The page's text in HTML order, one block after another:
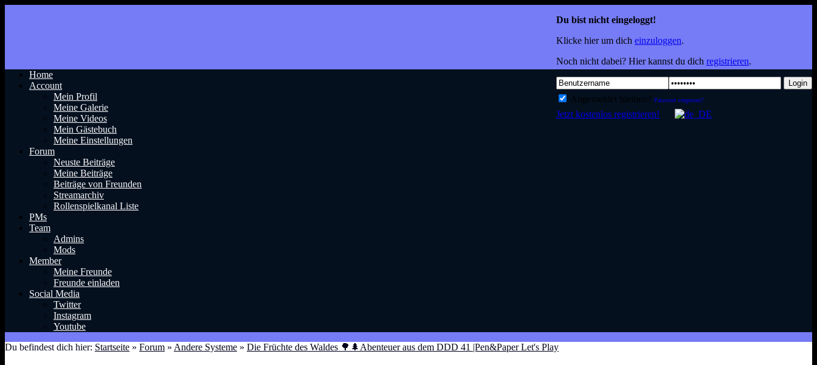
Du bist nicht eingeloggt!
Klicke hier um dich einzuloggen.
Noch nicht dabei? Hier kannst du dich registrieren.
Login
Angemeldet bleiben? Passwort vergessen?
Jetzt kostenlos registrieren!
Home
Account
Mein Profil
Meine Galerie
Meine Videos
Mein Gästebuch
Meine Einstellungen
Forum
Neuste Beiträge
Meine Beiträge
Beiträge von Freunden
Streamarchiv
Rollenspielkanal Liste
PMs
Team
Admins
Mods
Member
Meine Freunde
Freunde einladen
Social Media
Twitter
Instagram
Youtube
Du befindest dich hier: Startseite » Forum » Andere Systeme » Die Früchte des Waldes 🌳🌲Abenteuer aus dem DDD 41 |Pen&Paper Let's Play